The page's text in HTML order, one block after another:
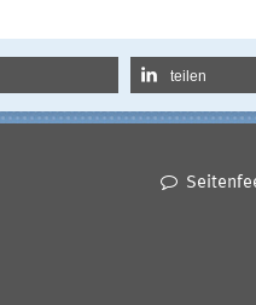
teilen